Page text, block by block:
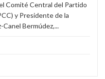
Comité Central del Partido
y Presidente de la
Canel Bermúdez,...